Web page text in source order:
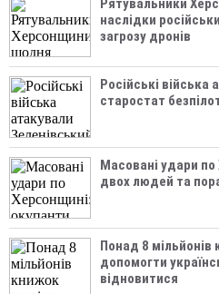
Рятувальники
наслідки
загрозу дронів
Російські війська
старостат
Масовані удари
двох людей та
Понад 8 мільйонів
допомогти
відновитися